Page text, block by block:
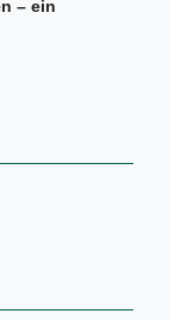
– ein